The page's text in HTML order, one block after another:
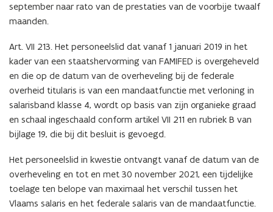
september naar rato van de prestaties van de voorbije twaalf
maanden.
Art. VII 213. Het personeelslid dat vanaf 1 januari 2019 in het
kader van een staatshervorming van FAMIFED is overgeheveld
en die op de datum van de overheveling bij de federale
overheid titularis is van een mandaatfunctie met verloning in
salarisband klasse 4, wordt op basis van zijn organieke graad
en schaal ingeschaald conform artikel VII 211 en rubriek B van
bijlage 19, die bij dit besluit is gevoegd.
Het personeelslid in kwestie ontvangt vanaf de datum van de
overheveling en tot en met 30 november 2021, een tijdelijke
toelage ten belope van maximaal het verschil tussen het
Vlaams salaris en het federale salaris van de mandaatfunctie.